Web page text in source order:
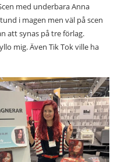
med underbara Anna
i magen men väl på scen
att synas på tre förlag.
mig. Även Tik Tok ville ha